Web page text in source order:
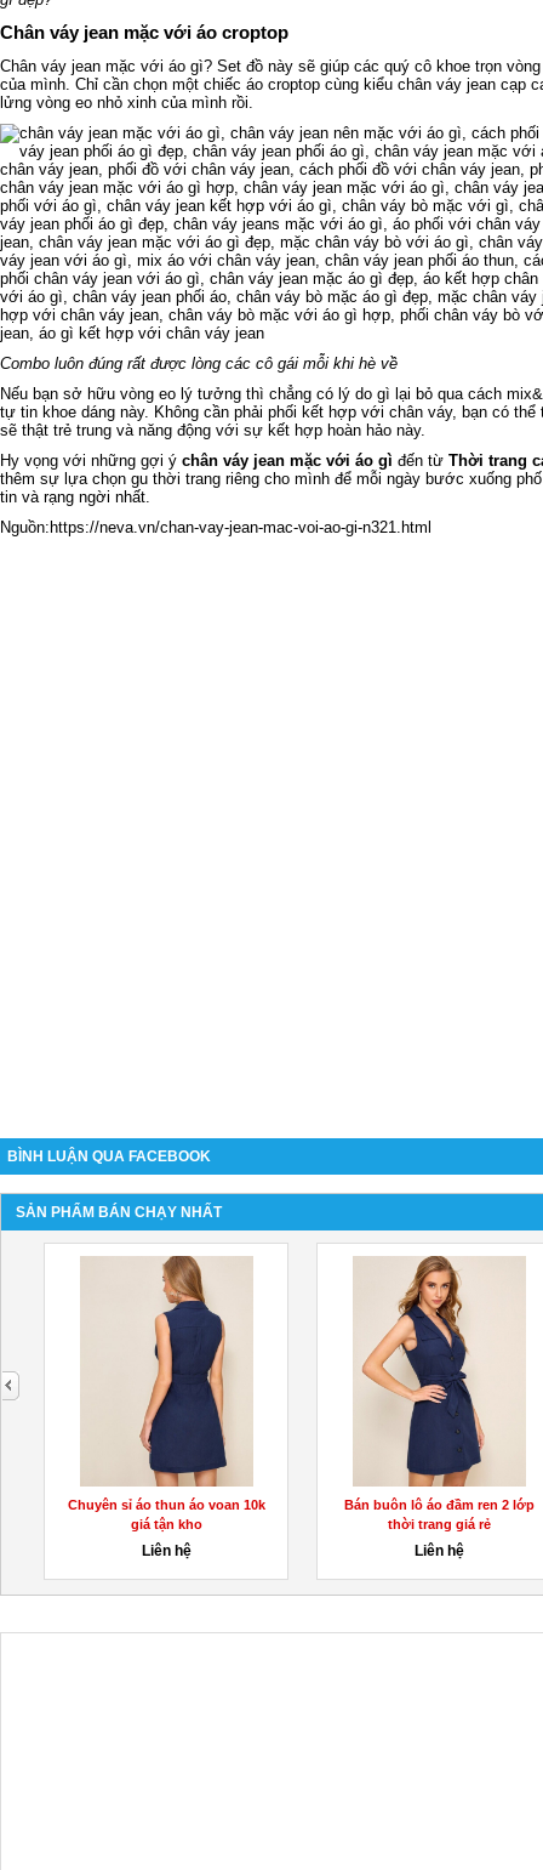
Chân váy jean mặc với áo croptop
Chân váy jean mặc với áo gì? Set đồ này sẽ giúp các quý cô khoe trọn
của mình. Chỉ cần chọn một chiếc áo croptop cùng kiểu chân váy jean cạp
lửng vòng eo nhỏ xinh của mình rồi.
Combo luôn đúng rất được lòng các cô gái mỗi khi hè về
Nếu bạn sở hữu vòng eo lý tưởng thì chẳng có lý do gì lại bỏ qua cách
tự tin khoe dáng này. Không cần phải phối kết hợp với chân váy, bạn có
sẽ thật trẻ trung và năng động với sự kết hợp hoàn hảo này.
Hy vọng với những gợi ý chân váy jean mặc với áo gì đến từ Thời trang
thêm sự lựa chọn gu thời trang riêng cho mình để mỗi ngày bước xuống
tin và rạng ngời nhất.
Nguồn: https://neva.vn/chan-vay-jean-mac-voi-ao-gi-n321.html
BÌNH LUẬN QUA FACEBOOK
SẢN PHẨM BÁN CHẠY NHẤT
Chuyên sỉ áo thun áo voan 10k
giá tận kho
Liên hệ
Bán buôn lô áo đầm ren 2 lớp
thời trang giá rẻ
Liên hệ
next